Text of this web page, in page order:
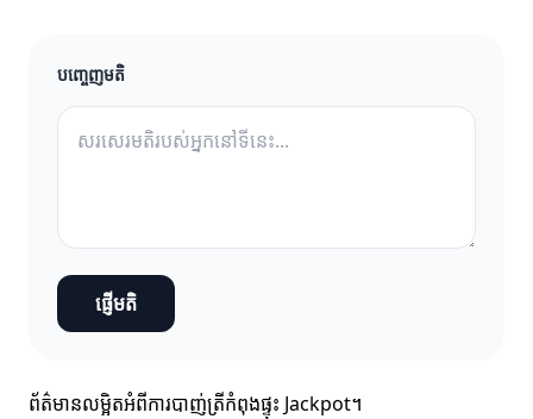
បញ្ចេញមតិ
ផ្ញើមតិ
ព័ត៌មានលម្អិតអំពីការបាញ់ត្រីកំពុងផ្ទុះ Jackpot។